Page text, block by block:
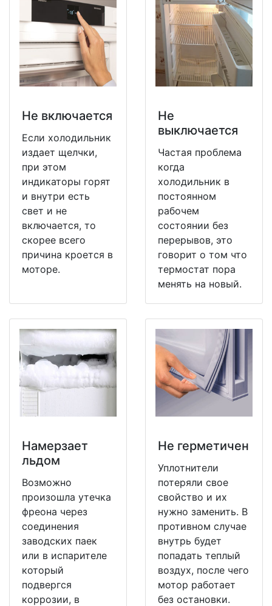
Не включается
Если холодильник
издает щелчки,
при этом
индикаторы горят
и внутри есть
свет и не
включается, то
скорее всего
причина кроется в
моторе.
Не
выключается
Частая проблема
когда
холодильник в
постоянном
рабочем
состоянии без
перерывов, это
говорит о том что
термостат пора
менять на новый.
Намерзает
льдом
Возможно
произошла утечка
фреона через
соединения
заводских паек
или в испарителе
который
подвергся
коррозии, в
Не герметичен
Уплотнители
потеряли свое
свойство и их
нужно заменить. В
противном случае
внутрь будет
попадать теплый
воздух, после чего
мотор работает
без остановки.